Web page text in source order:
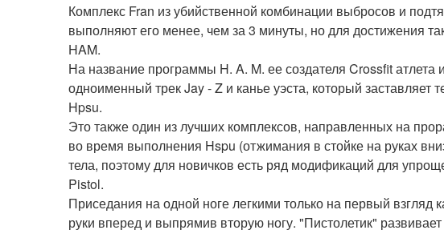
Комплекс Fran из убийственной комбинации выбросов и
выполняют его менее, чем за 3 минуты, но для достижения
HAM.
На название программы H. A. M. ее создателя Crossfit
одноименный трек Jay - Z и канье уэста, который заставляет
Hpsu.
Это также один из лучших комплексов, направленных на
во время выполнения Hspu (отжимания в стойке на руках
тела, поэтому для новичков есть ряд модификаций для
Pistol.
Приседания на одной ноге легкими только на первый взгляд
руки вперед и выпрямив вторую ногу. "Пистолетик"